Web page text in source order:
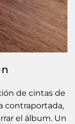
de cintas de
contraportada,
el álbum. Un